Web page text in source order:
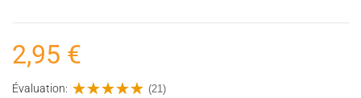
2,95 €
Évaluation: (21)